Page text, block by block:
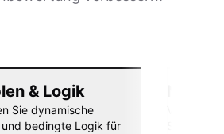
& Logik
Sie dynamische
und bedingte Logik für